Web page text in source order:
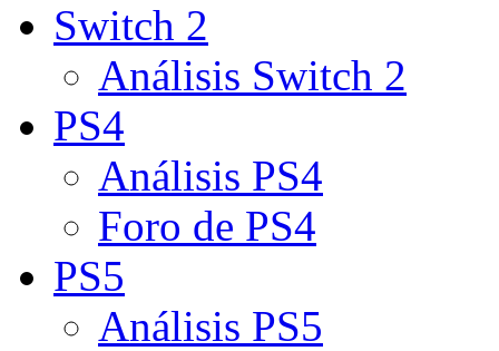
Switch 2
Análisis Switch 2
PS4
Análisis PS4
Foro de PS4
PS5
Análisis PS5